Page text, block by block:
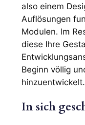
also einem
Auflösungen
Modulen. Im
diese Ihre
Beginn völlig
hinzuentwickelt.
In sich